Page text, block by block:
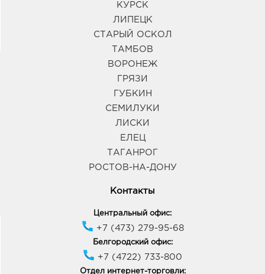
КУРСК
ЛИПЕЦК
СТАРЫЙ ОСКОЛ
ТАМБОВ
ВОРОНЕЖ
ГРЯЗИ
ГУБКИН
СЕМИЛУКИ
ЛИСКИ
ЕЛЕЦ
ТАГАНРОГ
РОСТОВ-НА-ДОНУ
Контакты
Центральный офис:
+7 (473) 279-95-68
Белгородский офис:
+7 (4722) 733-800
Отдел интернет-торговли: